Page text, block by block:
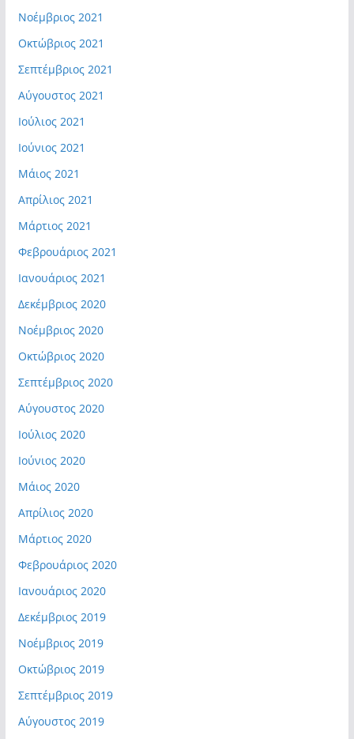
Νοέμβριος 2021
Οκτώβριος 2021
Σεπτέμβριος 2021
Αύγουστος 2021
Ιούλιος 2021
Ιούνιος 2021
Μάιος 2021
Απρίλιος 2021
Μάρτιος 2021
Φεβρουάριος 2021
Ιανουάριος 2021
Δεκέμβριος 2020
Νοέμβριος 2020
Οκτώβριος 2020
Σεπτέμβριος 2020
Αύγουστος 2020
Ιούλιος 2020
Ιούνιος 2020
Μάιος 2020
Απρίλιος 2020
Μάρτιος 2020
Φεβρουάριος 2020
Ιανουάριος 2020
Δεκέμβριος 2019
Νοέμβριος 2019
Οκτώβριος 2019
Σεπτέμβριος 2019
Αύγουστος 2019